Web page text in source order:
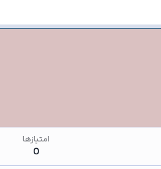
امتیازها
0